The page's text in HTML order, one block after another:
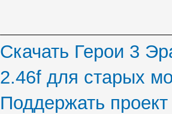
Скачать Герои 3
2.46f для старых
Поддержать проект